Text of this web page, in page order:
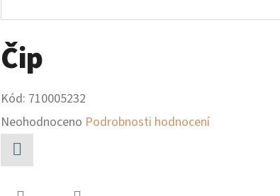
Čip
Kód: 710005232
Průměrné
hodnocení
produktu
Neohodnoceno Podrobnosti hodnocení